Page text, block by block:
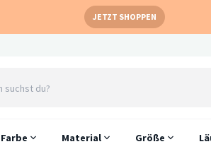
JETZT SHOPPEN
Farbe Material Größe